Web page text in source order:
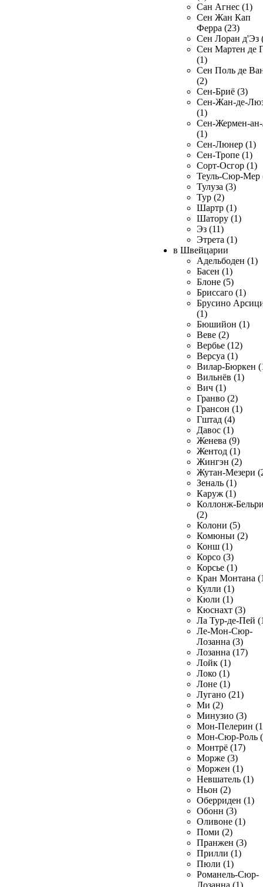
Сан Агнес (1)
Сен Жан Кап
Ферра (23)
Сен Лоран д'Эз
Сен Мартен де
(1)
Сен Поль де
(2)
Сен-Бриё (3)
Сен-Жан-де-
(1)
Сен-Жермен-
(1)
Сен-Люнер (1)
Сен-Тропе (1)
Сорт-Осгор (1)
Теуль-Сюр-Мер
Тулуза (3)
Тур (2)
Шартр (1)
Шатору (1)
Эз (11)
Этрета (1)
в Швейцарии
Адельбоден (1)
Басен (1)
Блоне (5)
Бриссаго (1)
Брусино
(1)
Бюшийон (1)
Веве (2)
Вербье (12)
Версуа (1)
Вилар-Бюркен
Вильнёв (1)
Вич (1)
Гранво (2)
Грансон (1)
Гштад (4)
Давос (1)
Женева (9)
Жентод (1)
Жингэн (2)
Жутан-Мезери
Зеналь (1)
Каруж (1)
Коллонж-
(2)
Колони (5)
Комюньи (2)
Конш (1)
Корсо (3)
Корсье (1)
Кран Монтана
Кулли (1)
Кюли (1)
Кюснахт (3)
Ла Тур-де-Пей
Ле-Мон-Сюр-
Лозанна (3)
Лозанна (17)
Лойк (1)
Локо (1)
Лоне (1)
Лугано (21)
Ми (2)
Минузио (3)
Мон-Пелерин
Мон-Сюр-Роль
Монтрё (17)
Морже (3)
Моржен (1)
Невшатель (1)
Ньон (2)
Оберриден (1)
Обонн (3)
Оливоне (1)
Поми (2)
Пранжен (3)
Прилли (1)
Пюли (1)
Романель-Сюр-
Лозанна (1)